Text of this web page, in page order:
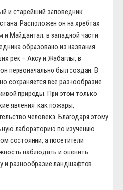
и старейший заповедник
Расположен он на хребтах
и Майдантал, в западной части
образовано из названия
рек – Аксу и Жабаглы, в
первоначально был создан. В
сохраняется всё разнообразие
природы. При этом только
явления, как пожары,
человека. Благодаря этому
лабораторию по изучению
состоянии, а посетители
наблюдать и оценить
и разнообразие ландшафтов